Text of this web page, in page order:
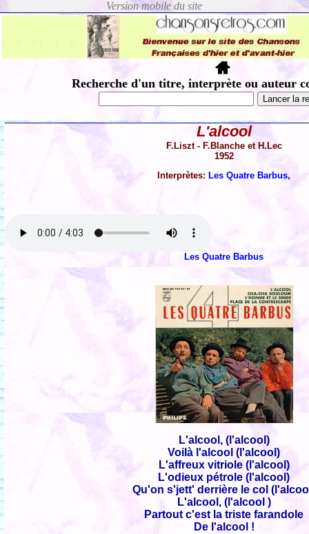
Recherche d'un titre, interprète ou auteur
L'alcool
F.Liszt - F.Blanche et H.Lec
1952
Interprètes: Les Quatre Barbus,
Les Quatre Barbus
L'alcool, (l'alcool)
Voilà l'alcool (l'alcool)
L'affreux vitriole (l'alcool)
L'odieux pétrole (l'alcool)
Qu'on s'jett' derrière le col
L'alcool, (l'alcool )
Partout c'est la triste farandole
De l'alcool !